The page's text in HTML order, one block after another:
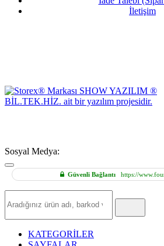
İletişim
Sosyal Medya:
Güvenli Bağlantıhttps://
Ürün
KATEGORİLER